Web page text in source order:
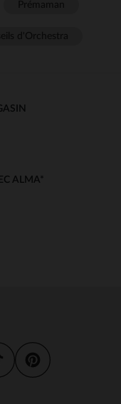
ALMA*